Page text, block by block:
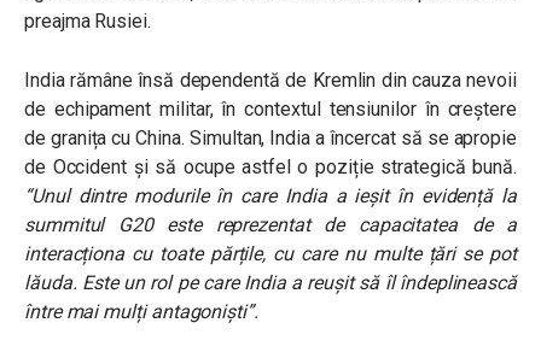
preajma Rusiei.
India rămâne însă dependentă de Kremlin din cauza nevoii
de echipament militar, în contextul tensiunilor în creștere
de granița cu China. Simultan, India a încercat să se apropie
de Occident și să ocupe astfel o poziție strategică bună.
“Unul dintre modurile în care India a ieșit în evidență la
summitul G20 este reprezentat de capacitatea de a
interacționa cu toate părțile, cu care nu multe țări se pot
lăuda. Este un rol pe care India a reușit să îl îndeplinească
între mai mulți antagoniști”.